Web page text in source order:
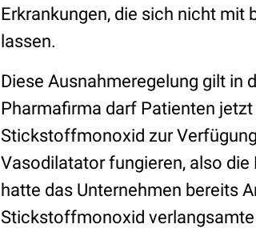
Erkrankungen, die sich nicht mit
lassen.
Diese Ausnahmeregelung gilt in
Pharmafirma darf Patienten
Stickstoffmonoxid zur
Vasodilatator fungieren, also
hatte das Unternehmen bereits
Stickstoffmonoxid